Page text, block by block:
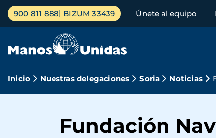
Pasar
contenido
Menú
principal
900 811 888 BIZUM 33439 Únete al equipo
Ruta
navegación
Inicio Nuestras delegaciones Soria Noticias
Fundación